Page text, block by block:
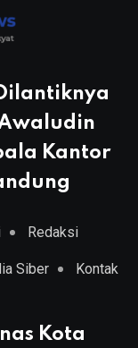
Kantor
Redaksi
Siber Kontak
Kota